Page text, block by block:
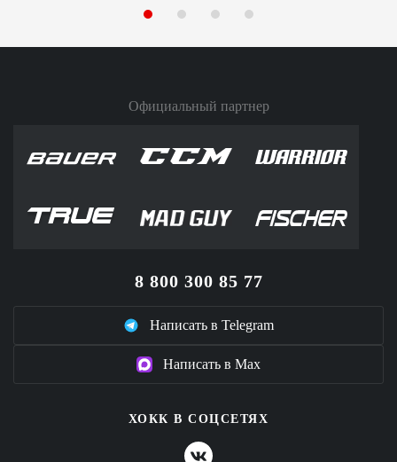
Официальный партнер
8 800 300 85 77
Написать в Telegram
Написать в Max
ХОКК В СОЦСЕТЯХ